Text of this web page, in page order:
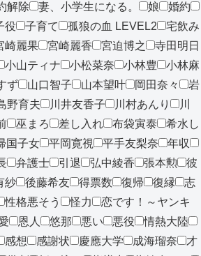
解除 妻、小学生になる。 娘
婚約
役 子育て 孤狼の血 LEVEL2
宅飲み
崎麗果 宮崎麗香 宮迫博之
寺田明日
小山ティナ 小松菜奈 小林豊
小林麻
ず 山口智子 山本望叶 岡田奈々
岩
野育夫 川井友香子 川村あんり
川
巫まろ 差し入れ 布袋寅泰
希水し
国子女 平岡寛視 平手友梨奈
年収
弁護士 引退 弘中綾香 張本勲
彼
紗 後藤希友 得票数 復帰 復縁
志
性格悪そう 怪力
恋です！～ヤンキ
恩人 悠那 悪い 悪役
情熱大陸
感想 感謝状 慶應大学 成海瑠奈
才